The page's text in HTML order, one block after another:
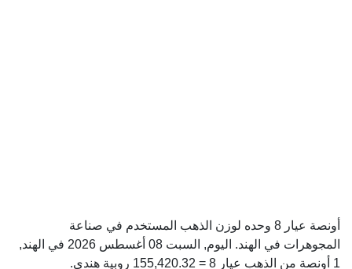
أونصة عيار 8 وحده لوزن الذهب المستخدم في صناعة
المجوهرات في الهند. اليوم, السبت 08 أغسطس 2026 في الهند,
1 أونصة من الذهب عيار 8 = 155,420.32 روبية هندي.